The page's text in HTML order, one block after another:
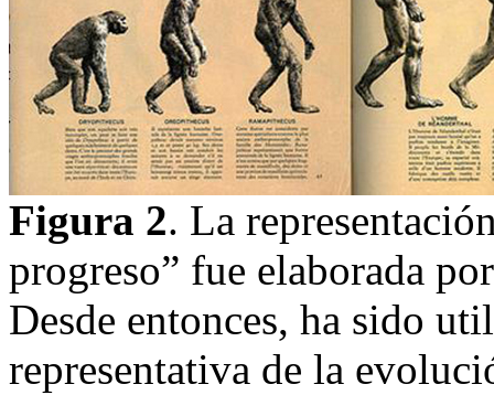
Figura 2. La
progreso” fue elaborada
Desde entonces, ha sido
representativa de la